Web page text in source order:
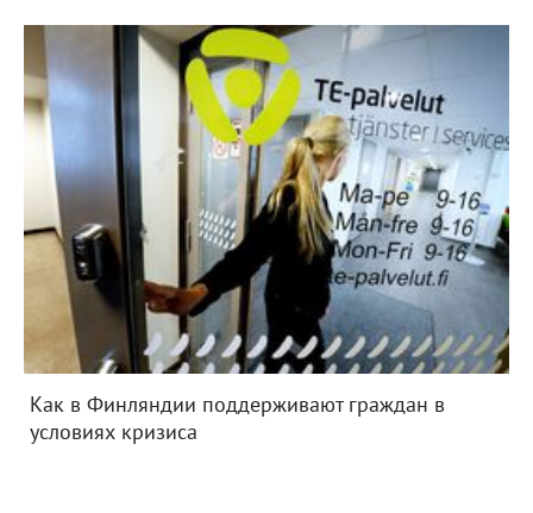
Как в Финляндии поддерживают граждан в
условиях кризиса